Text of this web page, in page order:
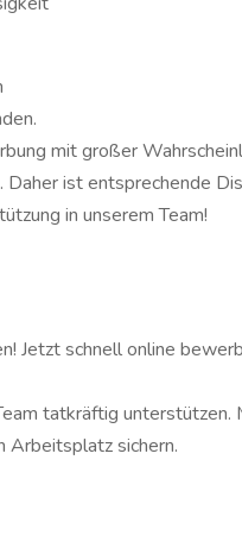
mit großer
ist entsprechende
in unserem Team!
Jetzt schnell online
tatkräftig unterstützen.
Arbeitsplatz sichern.